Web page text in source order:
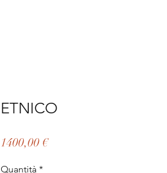
ETNICO
1400,00 €Prezzo
Quantità *